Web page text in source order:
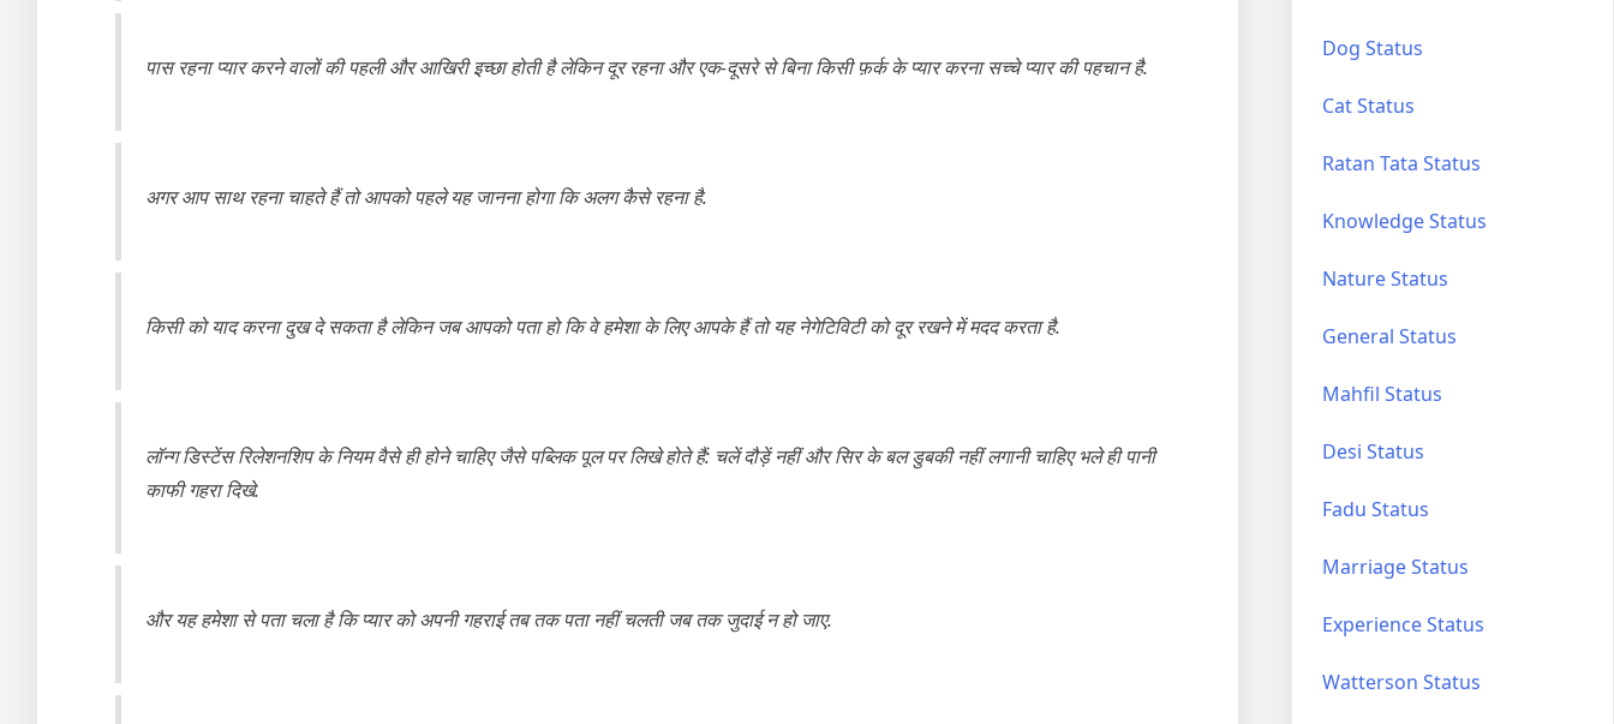
पास रहना प्यार करने वालों की पहली और आखिरी इच्छा होती है लेकिन दूर रहना और एक-दूसरे से बिना किसी फ़र्क के प्यार करना सच्चे प्यार की पहचान है.
अगर आप साथ रहना चाहते हैं तो आपको पहले यह जानना होगा कि अलग कैसे रहना है.
किसी को याद करना दुख दे सकता है लेकिन जब आपको पता हो कि वे हमेशा के लिए आपके हैं तो यह नेगेटिविटी को दूर रखने में मदद करता है.
लॉन्ग डिस्टेंस रिलेशनशिप के नियम वैसे ही होने चाहिए जैसे पब्लिक पूल पर लिखे होते हैं: चलें दौड़ें नहीं और सिर के बल डुबकी नहीं लगानी चाहिए भले ही पानी
काफी गहरा दिखे.
और यह हमेशा से पता चला है कि प्यार को अपनी गहराई तब तक पता नहीं चलती जब तक जुदाई न हो जाए.
Dog Status
Cat Status
Ratan Tata Status
Knowledge Status
Nature Status
General Status
Mahfil Status
Desi Status
Fadu Status
Marriage Status
Experience Status
Watterson Status